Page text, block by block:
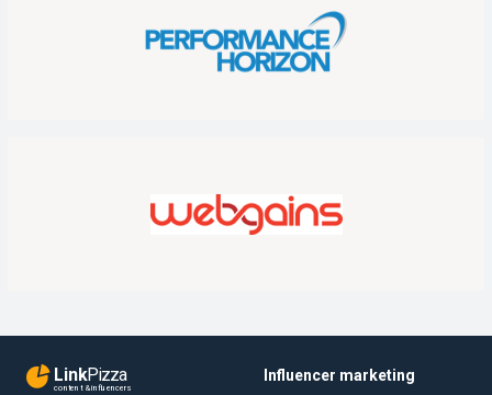
LinkPizza
content & influencers
Influencer marketing